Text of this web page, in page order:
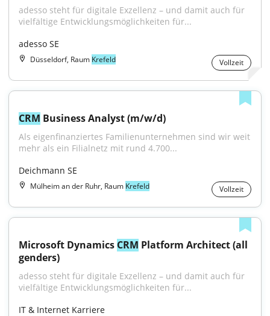
adesso steht für digitale Exzellenz – und damit auch für
vielfältige Entwicklungsmöglichkeiten für...
adesso SE
Düsseldorf, Raum Krefeld Vollzeit
CRM Business Analyst (m/w/d)
Als eigenfinanziertes Familienunternehmen sind wir weit
mehr als ein Filialnetz mit rund 4.700...
Deichmann SE
Mülheim an der Ruhr, Raum Krefeld Vollzeit
Microsoft Dynamics CRM Platform Architect (all
genders)
adesso steht für digitale Exzellenz – und damit auch für
vielfältige Entwicklungsmöglichkeiten für...
IT & Internet Karriere